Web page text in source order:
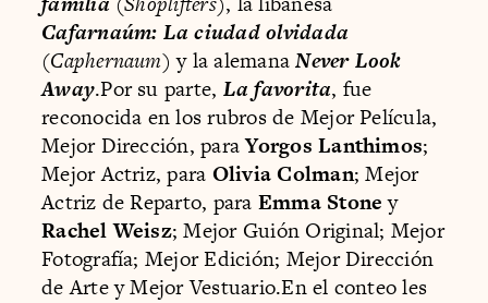
Cafarnaúm: La ciudad olvidada
(Caphernaum) y la alemanaNever Look
Away.Por su parte, La favorita, fue
reconocida en los rubros de Mejor Película,
Mejor Dirección, paraYorgos Lanthimos;
Mejor Actriz, para Olivia Colman; Mejor
Actriz de Reparto, para Emma Stoney
Rachel Weisz; Mejor Guión Original; Mejor
Fotografía; Mejor Edición; Mejor Dirección
de Arte y Mejor Vestuario.En el conteo les